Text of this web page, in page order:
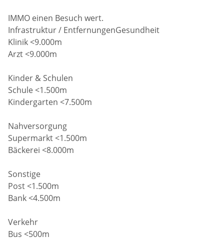
IMMO einen Besuch wert.
Infrastruktur / EntfernungenGesundheit
Klinik <9.000m
Arzt <9.000m
Kinder & Schulen
Schule <1.500m
Kindergarten <7.500m
Nahversorgung
Supermarkt <1.500m
Bäckerei <8.000m
Sonstige
Post <1.500m
Bank <4.500m
Verkehr
Bus <500m